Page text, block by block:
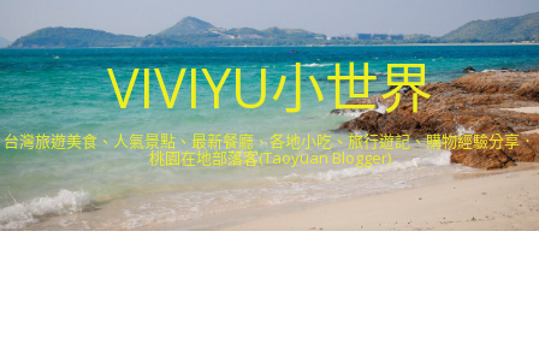
VIVIYU小世界
台灣旅遊美食、人氣景點、最新餐廳、各地小吃、旅行遊記、購物經驗分享．
桃園在地部落客(Taoyuan Blogger)